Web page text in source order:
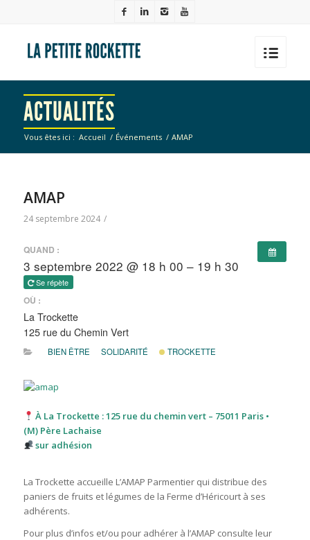
ACTUALITÉS
Vous êtes ici : Accueil / Événements / AMAP
AMAP
24 septembre 2024 /
QUAND :
3 septembre 2022 @ 18 h 00 – 19 h 30
Se répète
OÙ :
La Trockette
125 rue du Chemin Vert
BIEN ÊTRE SOLIDARITÉ TROCKETTE
À La Trockette : 125 rue du chemin vert – 75011 Paris •
(M) Père Lachaise
sur adhésion
La Trockette accueille L’AMAP Parmentier qui distribue des
paniers de fruits et légumes de la Ferme d’Héricourt à ses
adhérents.
Pour plus d’infos et/ou pour adhérer à l’AMAP consulte leur